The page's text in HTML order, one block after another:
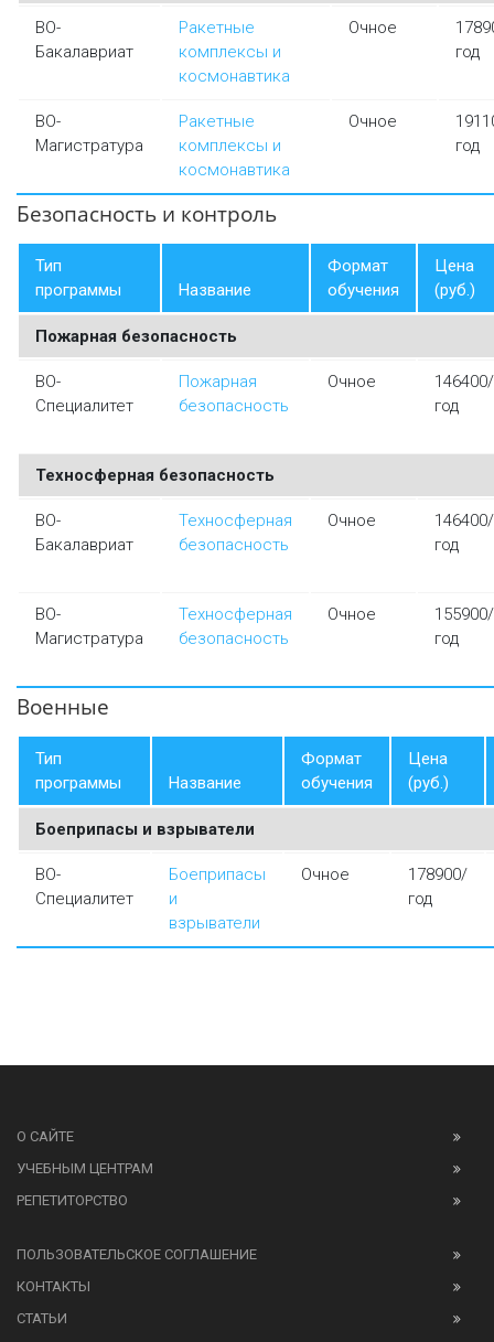
ВО-
Бакалавриат
Ракетные
комплексы и
космонавтика
Очное
год
ВО-
Магистратура
Ракетные
комплексы и
космонавтика
Очное
год
Безопасность и контроль
Тип
программы
Название
Формат
обучения
Цена
(руб.)
Пожарная безопасность
ВО-
Специалитет
Пожарная
безопасность
Очное
146400/
год
Техносферная безопасность
ВО-
Бакалавриат
Техносферная
безопасность
Очное
146400/
год
ВО-
Магистратура
Техносферная
безопасность
Очное
155900/
год
Военные
Тип
программы
Название
Формат
обучения
Цена
(руб.)
Боеприпасы и взрыватели
ВО-
Специалитет
Боеприпасы
и
взрыватели
Очное
178900/
год
О САЙТЕ
УЧЕБНЫМ ЦЕНТРАМ
РЕПЕТИТОРСТВО
ПОЛЬЗОВАТЕЛЬСКОЕ СОГЛАШЕНИЕ
КОНТАКТЫ
СТАТЬИ